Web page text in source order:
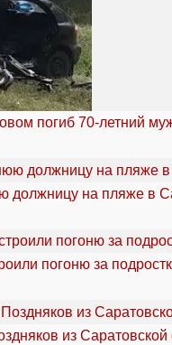
погиб 70-летний
должницу на пляже в
погоню за
из Саратовской